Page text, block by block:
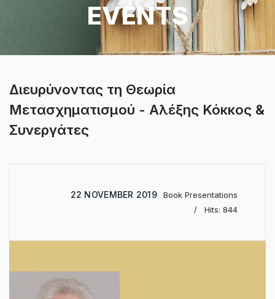
EVENTS
Διευρύνοντας τη Θεωρία
Μετασχηματισμού - Αλέξης Κόκκος &
Συνεργάτες
Book Presentations
22 NOVEMBER 2019
Hits: 844